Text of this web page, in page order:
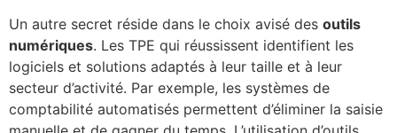
Un autre secret réside dans le choix avisé des outils
numériques. Les TPE qui réussissent identifient les
logiciels et solutions adaptés à leur taille et à leur
secteur d’activité. Par exemple, les systèmes de
comptabilité automatisés permettent d’éliminer la saisie